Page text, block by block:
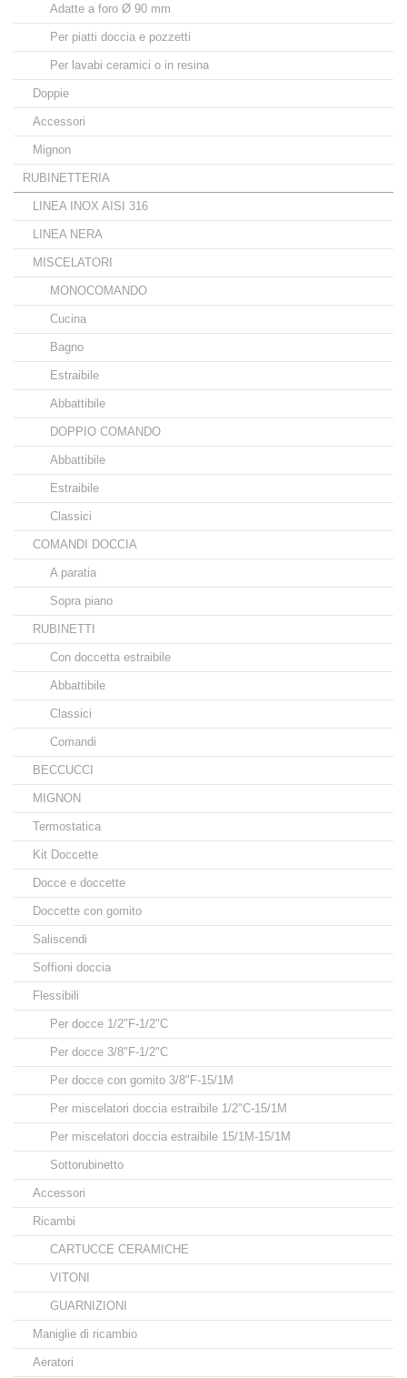
Adatte a foro Ø 90 mm
Per piatti doccia e pozzetti
Per lavabi ceramici o in resina
Doppie
Accessori
Mignon
RUBINETTERIA
LINEA INOX AISI 316
LINEA NERA
MISCELATORI
MONOCOMANDO
Cucina
Bagno
Estraibile
Abbattibile
DOPPIO COMANDO
Abbattibile
Estraibile
Classici
COMANDI DOCCIA
A paratia
Sopra piano
RUBINETTI
Con doccetta estraibile
Abbattibile
Classici
Comandi
BECCUCCI
MIGNON
Termostatica
Kit Doccette
Docce e doccette
Doccette con gomito
Saliscendi
Soffioni doccia
Flessibili
Per docce 1/2"F-1/2"C
Per docce 3/8"F-1/2"C
Per docce con gomito 3/8"F-15/1M
Per miscelatori doccia estraibile 1/2"C-15/1M
Per miscelatori doccia estraibile 15/1M-15/1M
Sottorubinetto
Accessori
Ricambi
CARTUCCE CERAMICHE
VITONI
GUARNIZIONI
Maniglie di ricambio
Aeratori